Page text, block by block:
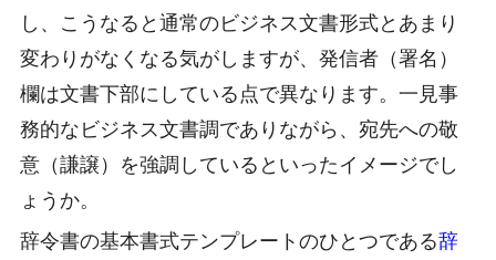
し、こうなると通常のビジネス文書形式とあまり
変わりがなくなる気がしますが、発信者（署名）
欄は文書下部にしている点で異なります。一見事
務的なビジネス文書調でありながら、宛先への敬
意（謙譲）を強調しているといったイメージでし
ょうか。
辞令書の基本書式テンプレートのひとつである辞